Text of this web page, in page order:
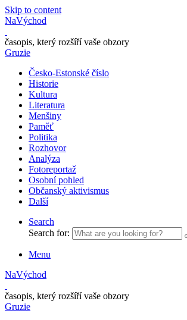
Skip to content
NaVýchod
časopis, který rozšíří vaše obzory
Gruzie
Česko-Estonské číslo
Historie
Kultura
Literatura
Menšiny
Paměť
Politika
Rozhovor
Analýza
Fotoreportaž
Osobní pohled
Občanský aktivismus
Další
Search
Search for:
Menu
NaVýchod
časopis, který rozšíří vaše obzory
Gruzie